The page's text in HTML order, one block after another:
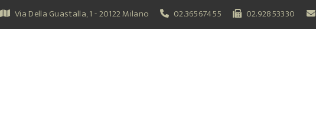
Skip
to
content
Via Della Guastalla, 1 - 20122 Milano 02.36567455 02.92853330